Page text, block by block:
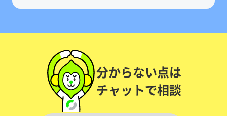
分からない点は
チャットで相談